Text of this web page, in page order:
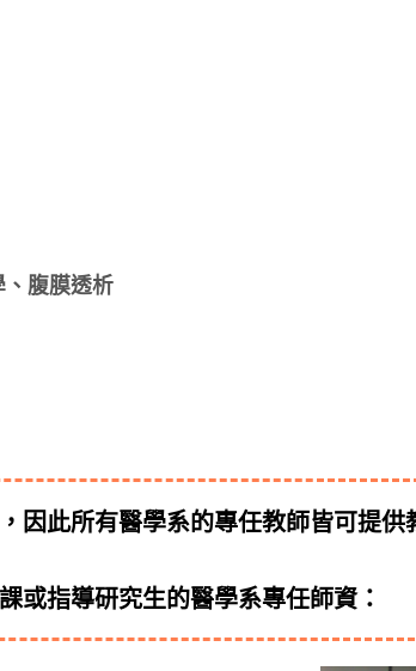
腹膜透析
因此所有醫學系的專任教師皆可提供
或指導研究生的醫學系專任師資：